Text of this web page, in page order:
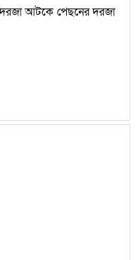
দরজা আটকে পেছনের দরজা